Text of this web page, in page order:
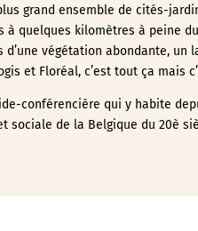
grand ensemble de cités-
à quelques kilomètres à peine
végétation abondante,
et Floréal, c’est tout ça mais
conférencière qui y habite
sociale de la Belgique du 20è